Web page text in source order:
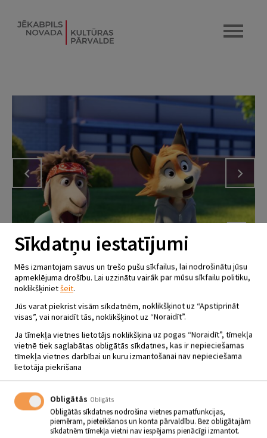
BRĪVDABAS KINO SEANSI KINO
PAGALMĀ. ANIMĀCIJAS FILMA
“ROKZVAIGZNE 2”
10.08 - 12.08 - plkst.22.00
Mežrūpnieku iela 2
No 10. līdz 12. augustam ik vakaru, plkst. 22.00, uz
brīvdabas kino seansiem pašus mazākos jēkabpiliešus
aicina Kino pagalms Jēkabpilī, Mežrūpnieku ielā 2.
Augusta sākumā Kino pagalmā izrādīsim animācijas filmu
„Rokzvaigzne 2”.
Sīkdatņu iestatījumi
Mēs izmantojam savus un trešo pušu sīkfailus, lai nodrošinātu jūsu
apmeklējuma drošību. Lai uzzinātu vairāk par mūsu sīkfailu politiku,
noklikšķinietšeit.
Jūs varat piekrist visām sīkdatnēm, noklikšķinot uz “Apstiprināt
visas”, vai noraidīt tās, noklikšķinot uz “Noraidīt”.
Ja tīmekļa vietnes lietotājs noklikšķina uz pogas “Noraidīt”, tīmekļa
vietnē tiek saglabātas obligātās sīkdatnes, kas ir nepieciešamas
tīmekļa vietnes darbībai un kuru izmantošanai nav nepieciešama
lietotāja piekrišana
Obligātās Obligāts
Obligātās sīkdatnes nodrošina vietnes pamatfunkcijas,
piemēram, pieteikšanos un konta pārvaldību. Bez obligātajām
sīkdatnēm tīmekļa vietni nav iespējams pienācīgi izmantot.